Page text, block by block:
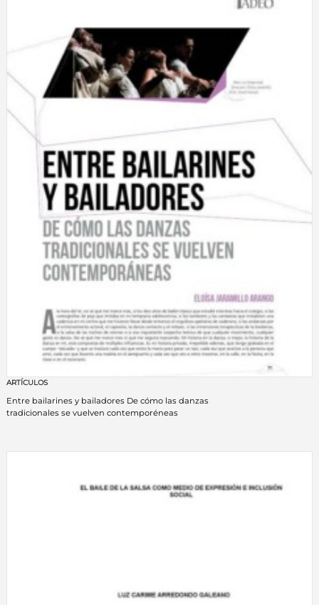
ARTÍCULOS
Entre bailarines y bailadores De cómo las danzas
tradicionales se vuelven contemporéneas